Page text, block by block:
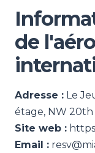
de
Adresse : Le
étage, NW 20th
Site web :
Email :